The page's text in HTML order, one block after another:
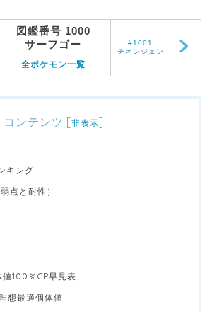
図鑑番号 1000
サーフゴー
全ポケモン一覧
#1001
チオンジェン
コンテンツ [非表示]
キング
点と耐性）
値100％CP早見表
想最適個体値